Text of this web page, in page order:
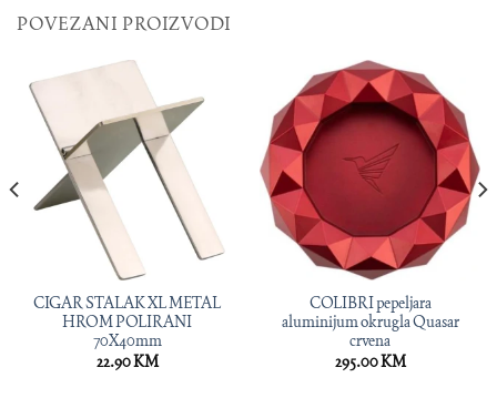
POVEZANI PROIZVODI
CIGAR STALAK XL METAL
HROM POLIRANI
70X40mm
22.90KM
COLIBRI pepeljara
aluminijum okrugla Quasar
crvena
295.00KM